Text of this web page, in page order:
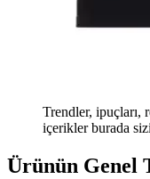
Trendler, ipuçları,
içerikler burada
Ürünün Genel